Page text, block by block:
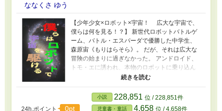
ななくさ ゆう
【少年少女×ロボット×宇宙！ 広大な宇宙で、
僕らは何を見る！？】 新世代ロボットバトルゲ
ーム、バトル・エスパーダで優勝した中学生、
森原宙《もりはらそら》。 だが、それは広大な
冒険の始まりに過ぎなかった。 アンドロイド、
トモ・エに誘われ、本物のロボットに乗り込ん
だソラは、宇宙へと旅立つ。 だが、その先にソ
ラを待っていたのは恐ろしい宇宙生命体との戦
いだった！？ 少年と少女、そしてアンドロイド
の交流と、宇宙の旅と、巨大ロボットがテーマ
24h.ポイント 0pt
小説 228,851 位 / 228,851件
児童書・童話 4,658 位 / 4,658件